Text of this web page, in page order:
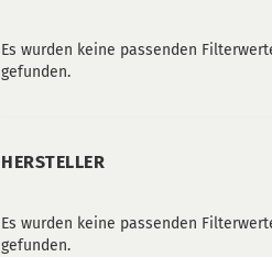
Es wurden keine passenden
gefunden.
HERSTELLER
HERSTELLER
Es wurden keine passenden
gefunden.